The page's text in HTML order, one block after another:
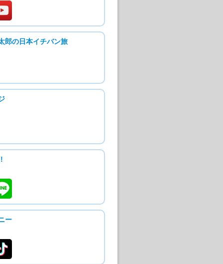
郎の日本イチバン旅
ー